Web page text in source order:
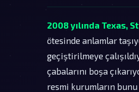
2008 yılında Texas,
ötesinde anlamlar
geçiştirilmeye
çabalarını boşa
resmi kurumların